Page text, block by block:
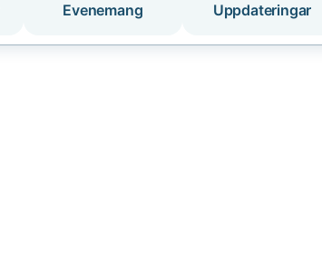
Evenemang Uppdateringar